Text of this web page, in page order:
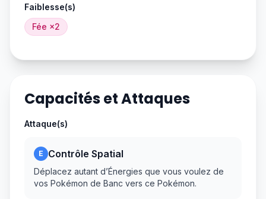
Faiblesse(s)
Fée ×2
Capacités et Attaques
Attaque(s)
E Contrôle Spatial
Déplacez autant d’Énergies que vous voulez de
vos Pokémon de Banc vers ce Pokémon.